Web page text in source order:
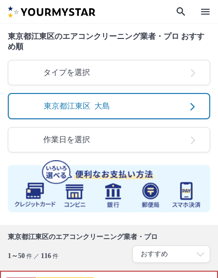
search menu
東京都江東区のエアコンクリーニング業者・プロ おすす
め順
タイプを選択
東京都江東区 大島
作業日を選択
東京都江東区のエアコンクリーニング業者・プロ
1～50 件 ／ 116 件